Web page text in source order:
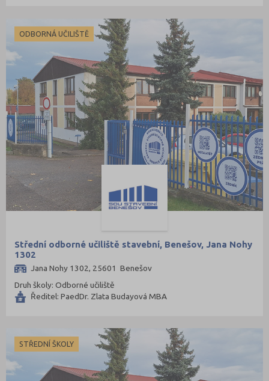
ODBORNÁ UČILIŠTĚ
Střední odborné učiliště stavební, Benešov, Jana Nohy
1302
Jana Nohy 1302, 25601 Benešov
Druh školy: Odborné učiliště
Ředitel: PaedDr. Zlata Budayová MBA
STŘEDNÍ ŠKOLY